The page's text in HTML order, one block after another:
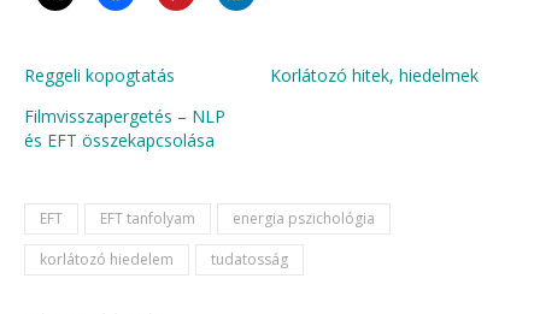
Reggeli kopogtatás
Korlátozó hitek, hiedelmek
Filmvisszapergetés – NLP
és EFT összekapcsolása
EFT EFT tanfolyam
energia pszichológia
korlátozó hiedelem
tudatosság